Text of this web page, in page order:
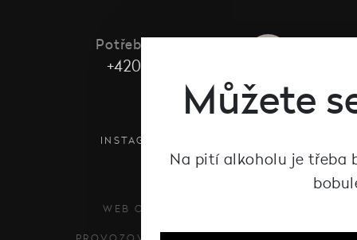
Potřebujete poradit?
+420 485 101 486
INSTAGRAM
WEB ODŠPUNTOVAL
Můžete
Na pití alkoholu je třeba